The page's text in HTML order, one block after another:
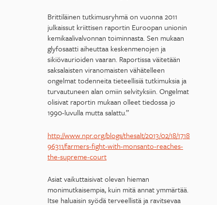
Brittiläinen tutkimusryhmä on vuonna 2011
julkaissut kriittisen raportin Euroopan unionin
kemikaalivalvonnan toiminnasta. Sen mukaan
glyfosaatti aiheuttaa keskenmenojen ja
sikiövaurioiden vaaran. Raportissa väitetään
saksalaisten viranomaisten vähätelleen
ongelmat todenneita tieteellisiä tutkimuksia ja
turvautuneen alan omiin selvityksiin. Ongelmat
olisivat raportin mukaan olleet tiedossa jo
1990-luvulla mutta salattu.”
http://www.npr.org/blogs/thesalt/2013/02/18/1718
96311/farmers-fight-with-monsanto-reaches-
the-supreme-court
Asiat vaikuttaisivat olevan hieman
monimutkaisempia, kuin mitä annat ymmärtää.
Itse haluaisin syödä terveellistä ja ravitsevaa